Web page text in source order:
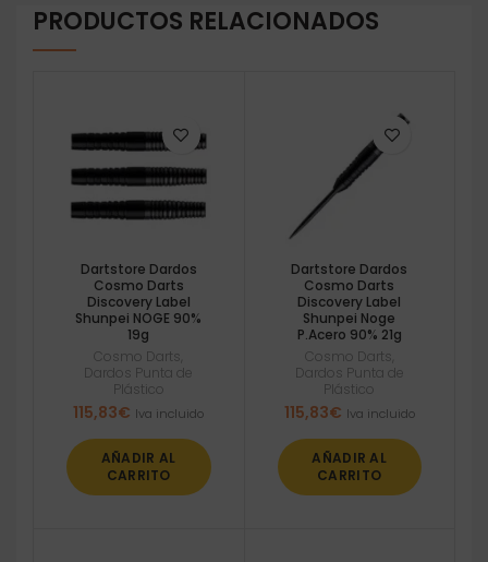
PRODUCTOS RELACIONADOS
Dartstore Dardos
Cosmo Darts
Discovery Label
Shunpei NOGE 90%
19g
Cosmo Darts
Dardos Punta de
Plástico
115,83€ Iva incluido
AÑADIR AL
CARRITO
Dartstore Dardos
Cosmo Darts
Discovery Label
Shunpei Noge
P.Acero 90% 21g
Cosmo Darts
Dardos Punta de
Plástico
115,83€ Iva incluido
AÑADIR AL
CARRITO